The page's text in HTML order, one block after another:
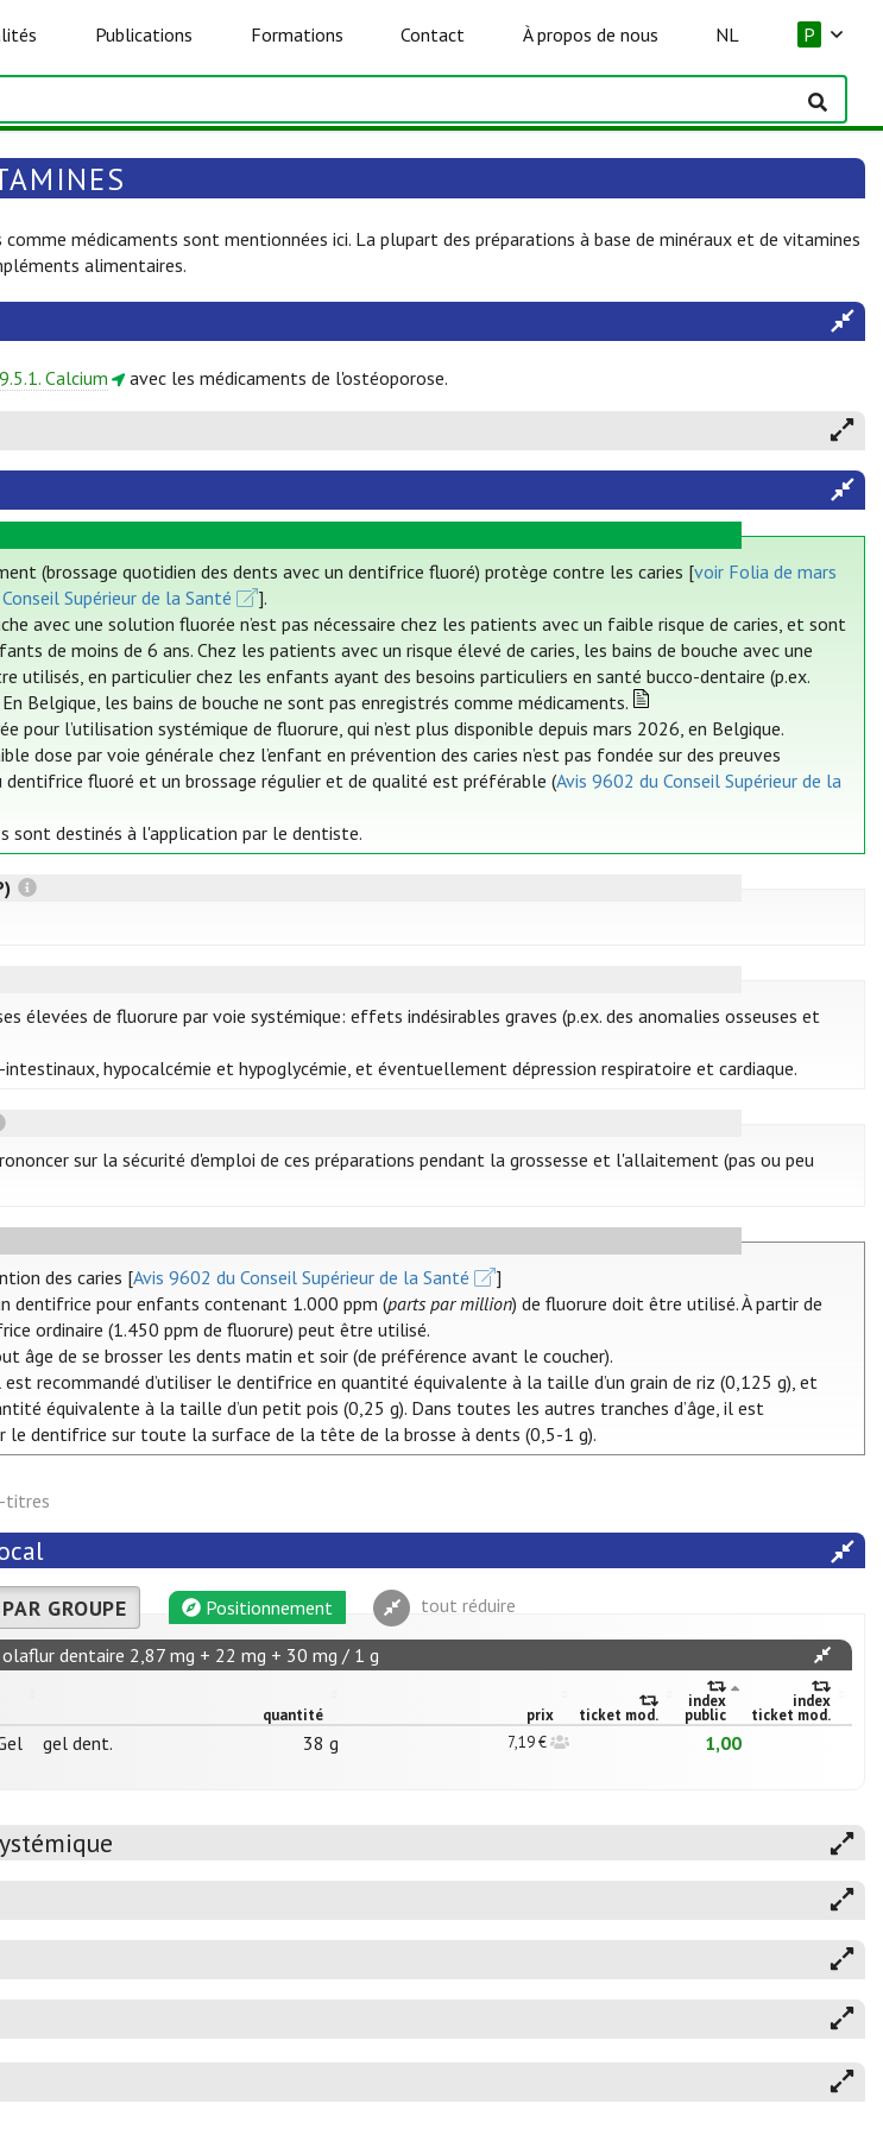
Publications Formations Contact À propos de nous NL P
médicaments sont mentionnées ici. La plupart des préparations à base de minéraux et de vitamines
alimentaires.
9.5.1. Calcium avec les médicaments de l'ostéoporose.
(brossage quotidien des dents avec un dentifrice fluoré) protège contre les caries [voir Folia de mars
Supérieur de la Santé
].
avec une solution fluorée n’est pas nécessaire chez les patients avec un faible risque de caries, et sont
de moins de 6 ans. Chez les patients avec un risque élevé de caries, les bains de bouche avec une
utilisés, en particulier chez les enfants ayant des besoins particuliers en santé bucco-dentaire (p.ex.
Belgique, les bains de bouche ne sont pas enregistrés comme médicaments.
pour l’utilisation systémique de fluorure, qui n’est plus disponible depuis mars 2026, en Belgique.
dose par voie générale chez l’enfant en prévention des caries n’est pas fondée sur des preuves
dentifrice fluoré et un brossage régulier et de qualité est préférable (Avis 9602 du Conseil Supérieur de la
sont destinés à l'application par le dentiste.
élevées de fluorure par voie systémique: effets indésirables graves (p.ex. des anomalies osseuses et
hypocalcémie et hypoglycémie, et éventuellement dépression respiratoire et cardiaque.
sur la sécurité d'emploi de ces préparations pendant la grossesse et l'allaitement (pas ou peu
des caries [Avis 9602 du Conseil Supérieur de la Santé
]
dentifrice pour enfants contenant 1.000 ppm (parts par million) de fluorure doit être utilisé. À partir de
ordinaire (1.450 ppm de fluorure) peut être utilisé.
âge de se brosser les dents matin et soir (de préférence avant le coucher).
il est recommandé d’utiliser le dentifrice en quantité équivalente à la taille d’un grain de riz (0,125 g), et
équivalente à la taille d’un petit pois (0,25 g). Dans toutes les autres tranches d’âge, il est
le dentifrice sur toute la surface de la tête de la brosse à dents (0,5-1 g).
titres
PAR GROUPE Positionnement tout réduire
dentaire 2,87 mg + 22 mg + 30 mg / 1 g
quantité prix ticket mod.
index
public
index
ticket mod.
gel dent. 38 g 7,19 € 1,00